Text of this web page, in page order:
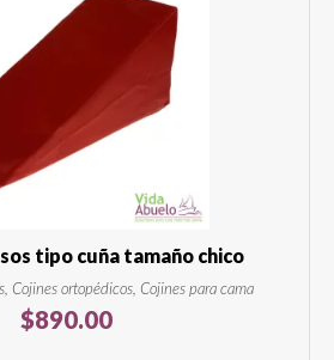
tipo cuña tamaño chico
Cojines ortopédicos, Cojines para cama
$890.00